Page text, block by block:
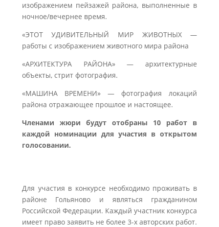
изображением пейзажей района, выполненные в
ночное/вечернее время.
«ЭТОТ УДИВИТЕЛЬНЫЙ МИР ЖИВОТНЫХ —
работы с изображением животного мира района
«АРХИТЕКТУРА РАЙОНА» — архитектурные
объекты, стрит фотография.
«МАШИНА ВРЕМЕНИ» — фотография локаций
района отражающее прошлое и настоящее.
Членами жюри будут отобраны 10 работ в
каждой номинации для участия в открытом
голосовании.
Для участия в конкурсе необходимо проживать в
районе Гольяново и являться гражданином
Российской Федерации. Каждый участник конкурса
имеет право заявить не более 3-х авторских работ.